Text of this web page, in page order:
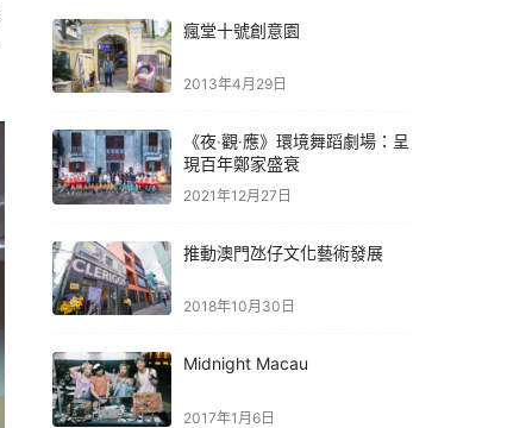
瘋堂十號創意園
2013年4月29日
《夜‧觀‧應》環境舞蹈劇場：呈
現百年鄭家盛衰
2021年12月27日
推動澳門氹仔文化藝術發展
2018年10月30日
Midnight Macau
2017年1月6日